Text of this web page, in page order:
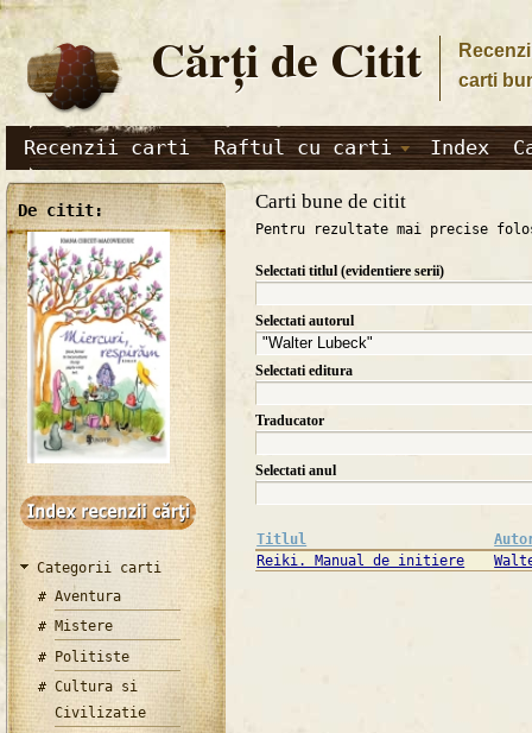
Cărţi de Citit
carti
Recenzii carti Raftul cu carti Index
De citit:
Categorii carti
Aventura
Mistere
Politiste
Cultura si
Civilizatie
Carti bune de citit
Pentru rezultate mai precise
Selectati titlul (evidentiere serii)
Selectati autorul
Selectati editura
Traducator
Selectati anul
Titlul
Reiki. Manual de initiere